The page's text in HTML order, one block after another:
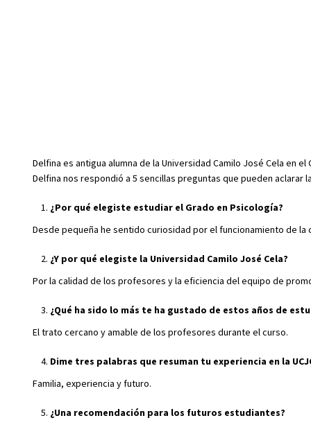
Delfina es antigua alumna de la Universidad Camilo José Cela en
Delfina nos respondió a 5 sencillas preguntas que pueden
¿Por qué elegiste estudiar el Grado en Psicología?
Desde pequeña he sentido curiosidad por el funcionamiento de la
¿Y por qué elegiste la Universidad Camilo José Cela?
Por la calidad de los profesores y la eficiencia del equipo de
¿Qué ha sido lo más te ha gustado de estos años de
El trato cercano y amable de los profesores durante el curso.
Dime tres palabras que resuman tu experiencia en la
Familia, experiencia y futuro.
¿Una recomendación para los futuros estudiantes?